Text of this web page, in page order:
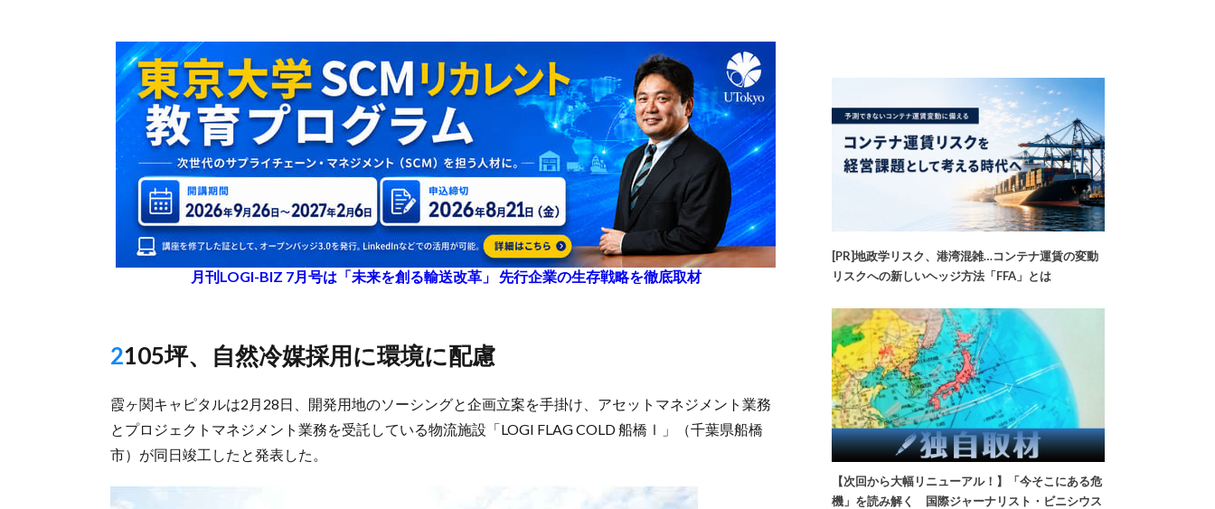
月刊LOGI-BIZ 7月号は「未来を創る輸送改革」 先行企業の生存戦略を徹底取材
2105坪、自然冷媒採用に環境に配慮
霞ヶ関キャピタルは2月28日、開発用地のソーシングと企画立案を手掛け、アセットマネジメント業務
とプロジェクトマネジメント業務を受託している物流施設「LOGI FLAG COLD 船橋Ⅰ」（千葉県船橋
市）が同日竣工したと発表した。
[PR]地政学リスク、港湾混雑…コンテナ運賃の変動
リスクへの新しいヘッジ方法「FFA」とは
【次回から大幅リニューアル！】「今そこにある危
機」を読み解く 国際ジャーナリスト・ビニシウス